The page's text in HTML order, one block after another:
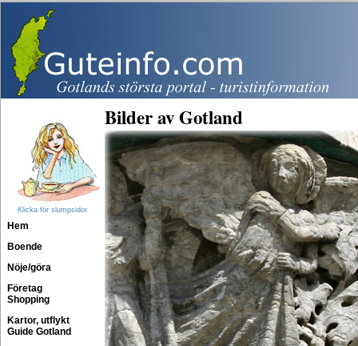
Klicka för slumpsidor
Hem
Boende
Nöje/göra
Företag
Shopping
Kartor, utflykt
Guide Gotland
Bilder av Gotland